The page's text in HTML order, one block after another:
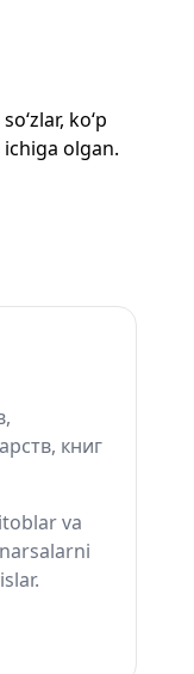
ko‘p
ichiga olgan.
книг
va